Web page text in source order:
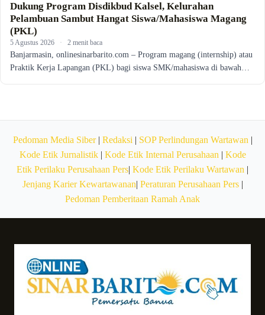
Dukung Program Disdikbud Kalsel, Kelurahan
Pelambuan Sambut Hangat Siswa/Mahasiswa Magang
(PKL)
5 Agustus 2026 · 2 menit baca
Banjarmasin, onlinesinarbarito.com – Program magang (internship) atau
Praktik Kerja Lapangan (PKL) bagi siswa SMK/mahasiswa di bawah…
Pedoman Media Siber| Redaksi | SOP Perlindungan Wartawan |
Kode Etik Jurnalistik| Kode Etik Internal Perusahaan | Kode
Etik Perilaku Perusahaan Pers| Kode Etik Perilaku Wartawan |
Jenjang Karier Kewartawanan| Peraturan Perusahaan Pers|
Pedoman Pemberitaan Ramah Anak